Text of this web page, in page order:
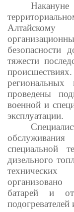
Алтайскому
безопасности
тяжести
региональных
проведены
военной и
эксплуатации.
специальной
дизельного
батарей и